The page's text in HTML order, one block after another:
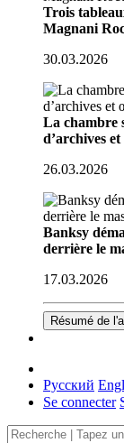
Trois
Magnani
30.03.2026
La chambre
d’archives
26.03.2026
Banksy
derrière le
17.03.2026
Résumé de
Русский
Se connecter